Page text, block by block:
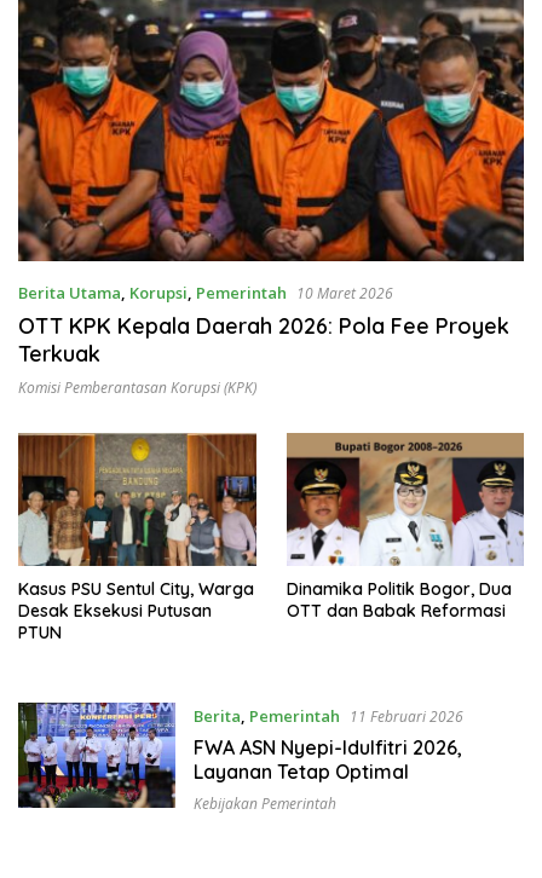
Berita Utama, Korupsi, Pemerintah 10 Maret 2026
OTT KPK Kepala Daerah 2026: Pola Fee Proyek
Terkuak
Komisi Pemberantasan Korupsi (KPK)
Kasus PSU Sentul City, Warga
Desak Eksekusi Putusan
PTUN
Dinamika Politik Bogor, Dua
OTT dan Babak Reformasi
Berita, Pemerintah 11 Februari 2026
FWA ASN Nyepi-Idulfitri 2026,
Layanan Tetap Optimal
Kebijakan Pemerintah